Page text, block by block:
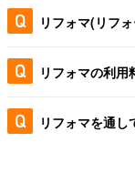
リフォマ(リフ
リフォマの利用
リフォマを通し